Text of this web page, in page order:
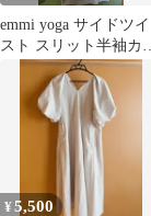
emmi yoga サイドツイ
スト スリット半袖カッ
トソー ライトグレー
¥5,500